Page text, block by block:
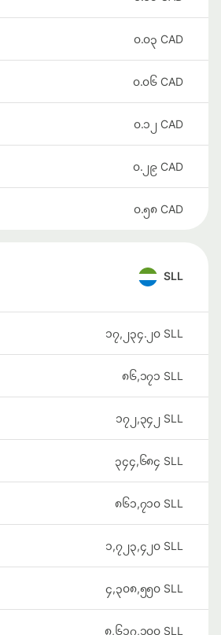
၀.၀၃ CAD
၀.၀၆ CAD
၀.၁၂ CAD
၀.၂၉ CAD
၀.၅၈ CAD
SLL
၁၇,၂၃၄.၂၀ SLL
၈၆,၁၇၁ SLL
၁၇၂,၃၄၂ SLL
၃၄၄,၆၈၄ SLL
၈၆၁,၇၁၀ SLL
၁,၇၂၃,၄၂၀ SLL
၄,၃၀၈,၅၅၀ SLL
၈,၆၁၇,၁၀၀ SLL